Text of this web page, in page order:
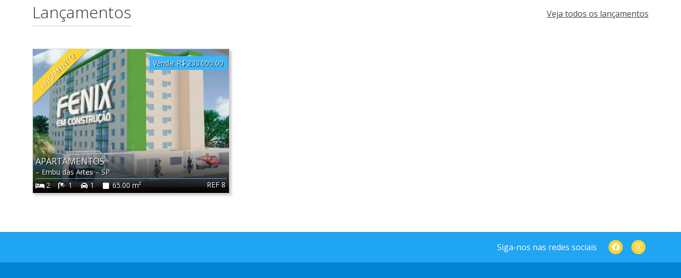
Lançamentos Veja todos os lançamentos
LANÇAMENTO
REF 8
APARTAMENTOS
–Embu das Artes–SP
2
1 1 65.00 m²
Venda: R$ 233.000,00
Siga-nos nas redes sociais